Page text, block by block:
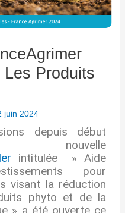
Produits
juin 2024
depuis début
nouvelle
intitulée » Aide
pour
visant la réduction
phyto et de la
» a été ouverte ce